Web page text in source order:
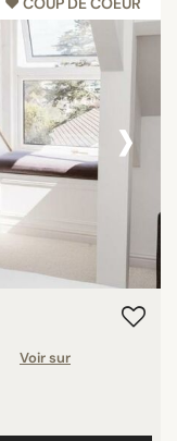
›
Voir sur